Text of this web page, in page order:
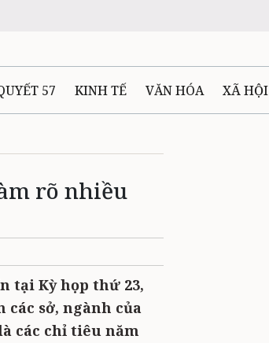
57 KINH TẾ VĂN HÓA XÃ HỘI
THỂ THAO THÔNG TIN - QUẢNG CÁO
rõ nhiều
tại Kỳ họp thứ 23,
các sở, ngành của
các chỉ tiêu năm